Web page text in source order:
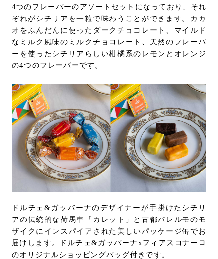
4つのフレーバーのアソートセットになっており、それ
ぞれがシチリアを一粒で味わうことができます。カカ
オをふんだんに使ったダークチョコレート、マイルド
なミルク風味のミルクチョコレート、天然のフレーバ
ーを使ったシチリアらしい柑橘系のレモンとオレンジ
の4つのフレーバーです。
ドルチェ&ガッバーナのデザイナーが手掛けたシチリ
アの伝統的な荷馬車「カレット」と古都パレルモのモ
ザイクにインスパイアされた美しいパッケージ缶でお
届けします。ドルチェ&ガッバーナxフィアスコナーロ
のオリジナルショッピングバッグ付きです。